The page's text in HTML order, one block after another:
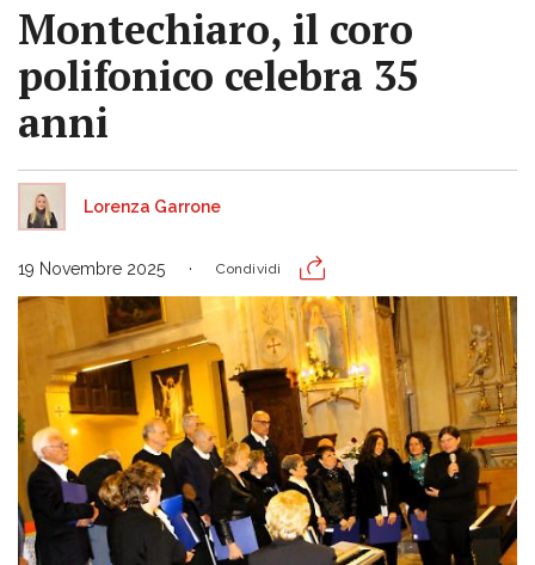
Montechiaro, il coro
polifonico celebra 35
anni
Lorenza Garrone
19 Novembre 2025 Condividi